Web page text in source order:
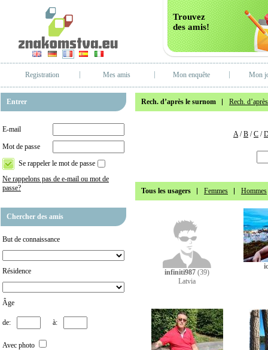
Trouvez
des amis!
Registration Mes amis Mon enquête Mon
Entrer
E-mail
Mot de passe
Se rappeler le mot de passe
Ne rappelons pas de e-mail ou mot de
passe?
Chercher des amis
But de connaissance
Résidence
Âge
de: à:
Avec photo
Rech. d’après le surnom Rech.
A/B /C /
Tous les usagers Femmes Hommes
infiniti987 (39)
Latvia